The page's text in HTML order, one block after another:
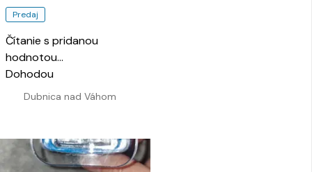
Predaj
Čítanie s pridanou
hodnotou…
Dubnica nad Váhom
Dohodou